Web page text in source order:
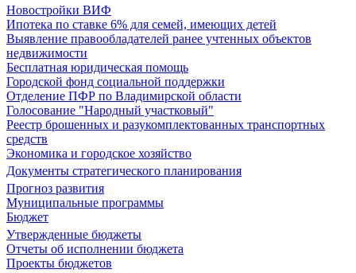
Новостройки ВИФ
Ипотека по ставке 6% для семей, имеющих детей
Выявление правообладателей ранее учтенных объектов
недвижимости
Бесплатная юридическая помощь
Городской фонд социальной поддержки
Отделение ПФР по Владимирской области
Голосование "Народный участковый"
Реестр брошенных и разукомплектованных транспортных
средств
Экономика и городское хозяйство
Документы стратегического планирования
Прогноз развития
Муниципальные программы
Бюджет
Утвержденные бюджеты
Отчеты об исполнении бюджета
Проекты бюджетов